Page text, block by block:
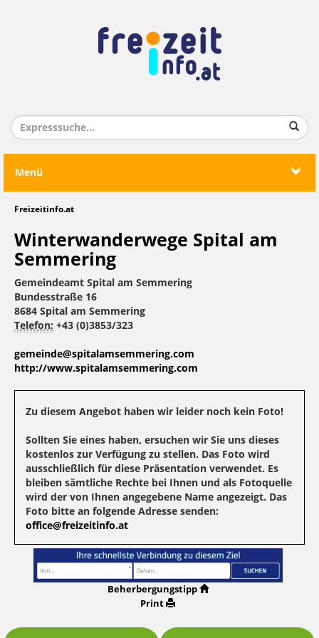
Menü
Freizeitinfo.at
Winterwanderwege Spital am
Semmering
Gemeindeamt Spital am Semmering
Bundesstraße 16
8684 Spital am Semmering
Telefon: +43 (0)3853/323
gemeinde@spitalamsemmering.com
http://www.spitalamsemmering.com
Zu diesem Angebot haben wir leider noch kein Foto!
Sollten Sie eines haben, ersuchen wir Sie uns dieses
kostenlos zur Verfügung zu stellen. Das Foto wird
ausschließlich für diese Präsentation verwendet. Es
bleiben sämtliche Rechte bei Ihnen und als Fotoquelle
wird der von Ihnen angegebene Name angezeigt. Das
Foto bitte an folgende Adresse senden:
office@freizeitinfo.at
Beherbergungstipp
Print